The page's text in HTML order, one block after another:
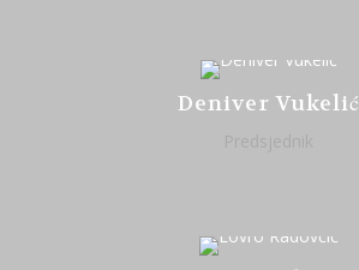
Deniver Vukelić